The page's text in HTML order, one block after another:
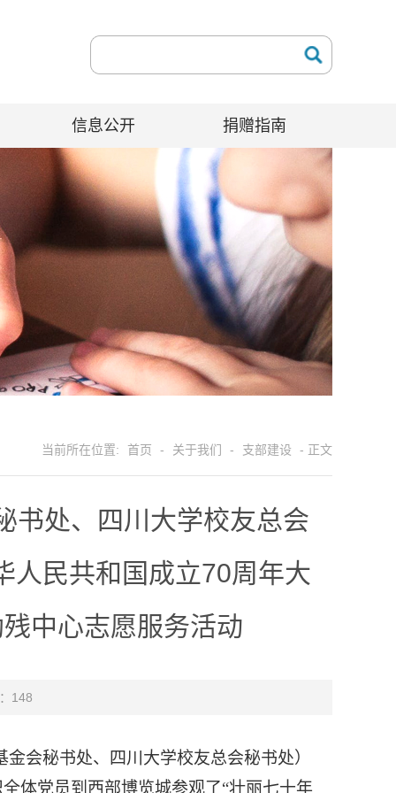
信息公开 捐赠指南
当前所在位置: 首页 - 关于我们 - 支部建设 - 正文
书处、四川大学校友总会
人民共和国成立70周年大
中心志愿服务活动
148
会秘书处、四川大学校友总会秘书处）
体党员到西部博览城参观了“壮丽七十年